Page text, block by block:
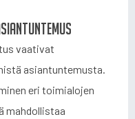
vaativat
asiantuntemusta.
eri toimialojen
mahdollistaa